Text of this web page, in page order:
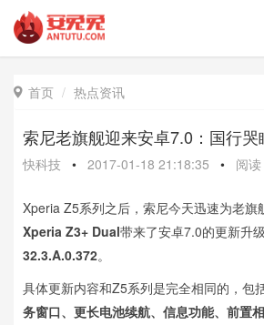
 首页 热点资讯
索尼老旗舰迎来安卓7.0：国行哭
快科技 • 2017-01-18 21:18:35 • 阅读
Xperia Z5系列之后，索尼今天迅速为老旗
Xperia Z3+ Dual带来了安卓7.0的更新升
32.3.A.0.372。
具体更新内容和Z5系列是完全相同的，包
务窗口、更长电池续航、信息功能、前置